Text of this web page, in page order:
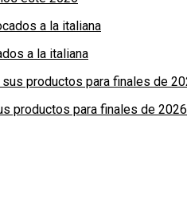
a la italiana
productos para finales de 2026